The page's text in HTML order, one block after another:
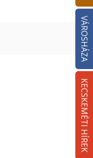
VÁROSHÁZA
KECSKEMÉTI HÍREK